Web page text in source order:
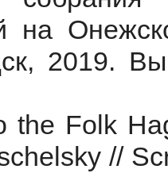
на
2019.
the Folk
//